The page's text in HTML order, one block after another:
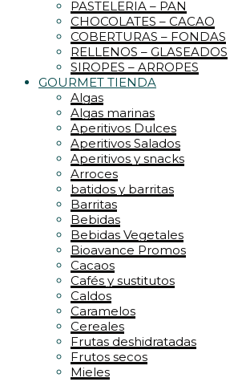
PASTELERIA – PAN
CHOCOLATES – CACAO
COBERTURAS – FONDAS
RELLENOS – GLASEADOS
SIROPES – ARROPES
GOURMET TIENDA
Algas
Algas marinas
Aperitivos Dulces
Aperitivos Salados
Aperitivos y snacks
Arroces
batidos y barritas
Barritas
Bebidas
Bebidas Vegetales
Bioavance Promos
Cacaos
Cafés y sustitutos
Caldos
Caramelos
Cereales
Frutas deshidratadas
Frutos secos
Mieles